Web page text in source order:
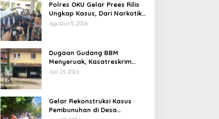
Polres OKU Gelar Prees Rilis
Ungkap Kasus, Dari Narkotika
Penyalahgunaan BBM Hingga
Agustus 3, 2026
Dugaan Gudang BBM
Menyeruak, Kasatreskrim
Polres OKU : Betul Sudah Kita
Juli 23, 2026
Gelar Rekonstruksi Kasus
Pembunuhan di Desa